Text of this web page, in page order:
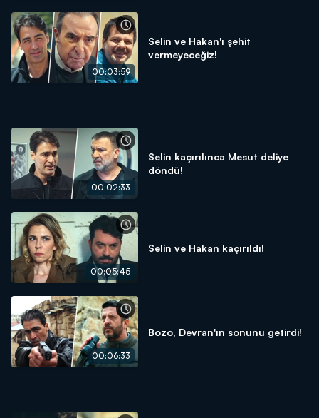
00:03:59
Selin ve Hakan'ı şehit
vermeyeceğiz!
00:02:33
Selin kaçırılınca Mesut deliye
döndü!
00:05:45
Selin ve Hakan kaçırıldı!
00:06:33
Bozo, Devran'ın sonunu getirdi!